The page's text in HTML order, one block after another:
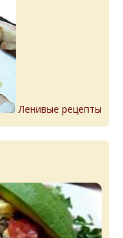
Ленивые рецепты